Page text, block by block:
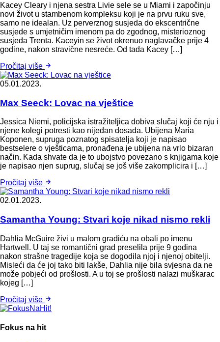
Kacey Cleary i njena sestra Livie sele se u Miami i započinju
novi život u stambenom kompleksu koji je na prvu ruku sve,
samo ne idealan. Uz perverznog susjeda do ekscentrične
susjede s umjetničim imenom pa do zgodnog, misterioznog
susjeda Trenta. Kaceyin se život okrenuo naglavačke prije 4
godine, nakon stravične nesreće. Od tada Kacey […]
Pročitaj više
05.01.2023.
Max Seeck: Lovac na vještice
Jessica Niemi, policijska istražiteljica dobiva slučaj koji će nju i
njene kolegi potresti kao nijedan dosada. Ubijena Maria
Koponen, supruga poznatog spisatelja koji je napisao
bestselere o vješticama, pronađena je ubijena na vrlo bizaran
način. Kada shvate da je to ubojstvo povezano s knjigama koje
je napisao njen suprug, slučaj se još više zakomplicira i […]
Pročitaj više
02.01.2023.
Samantha Young: Stvari koje nikad nismo rekli
Dahlia McGuire živi u malom gradiću na obali po imenu
Hartwell. U taj se romantični grad preselila prije 9 godina
nakon strašne tragedije koja se dogodila njoj i njenoj obitelji.
Misleći da će joj tako biti lakše, Dahlia nije bila svjesna da ne
može pobjeći od prošlosti. A u toj se prošlosti nalazi muškarac
kojeg […]
Pročitaj više
Fokus na hit